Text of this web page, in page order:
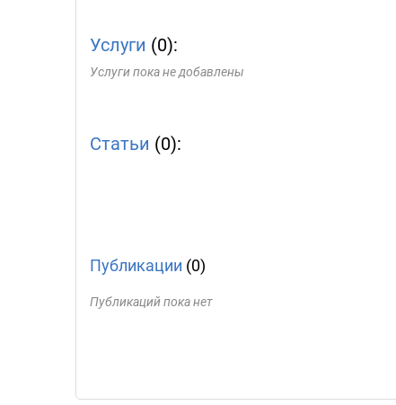
Услуги (0):
Услуги пока не добавлены
Статьи (0):
Публикации (0)
Публикаций пока нет